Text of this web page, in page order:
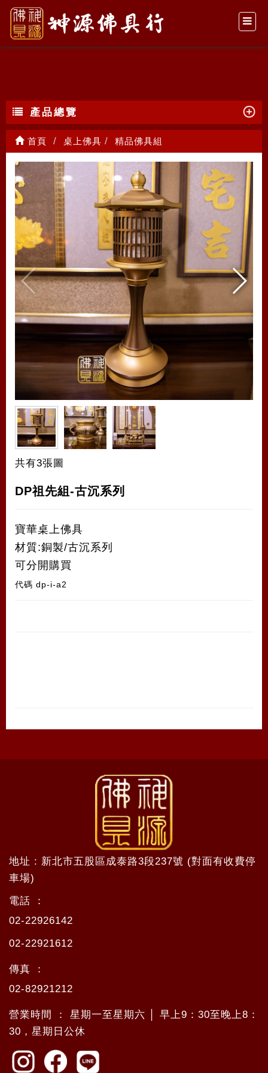
精品佛具組
產品總覽
首頁 桌上佛具 精品佛具組
共有3張圖
DP祖先組-古沉系列
寶華桌上佛具
材質:銅製/古沉系列
可分開購買
代碼 dp-i-a2
地址 : 新北市五股區成泰路3段237號 (對面有收費停
車場)
電話 ：
02-22926142
02-22921612
傳真 ：
02-82921212
營業時間 ： 星期一至星期六 │ 早上9：30至晚上8：
30，星期日公休